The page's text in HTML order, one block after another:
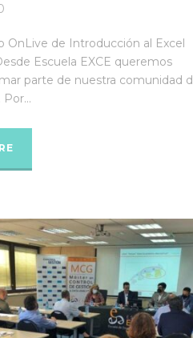
OnLive de Introducción al Excel
Escuela EXCE queremos
parte de nuestra comunidad